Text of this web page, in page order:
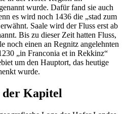
wurde. Dafür fand sie auch
es wird noch 1436 die „stad zum
Saale wird der Fluss erst ab
Bis zu dieser Zeit hatten Fluss,
noch einen an Regnitz angelehnten
„in Franconia et in Rekkinz“
um den Hauptort, das heutige
wurde.
der Kapitel